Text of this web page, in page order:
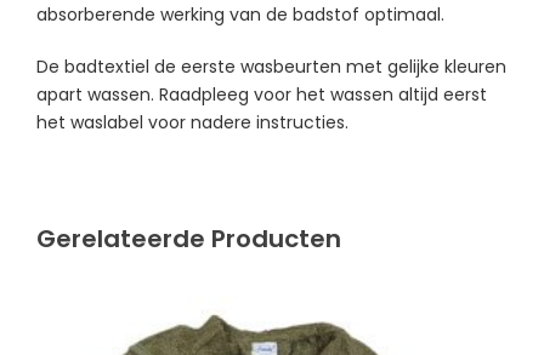
absorberende werking van de badstof optimaal.
De badtextiel de eerste wasbeurten met gelijke kleuren
apart wassen. Raadpleeg voor het wassen altijd eerst
het waslabel voor nadere instructies.
Gerelateerde Producten